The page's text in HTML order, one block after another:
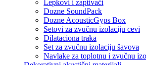
Lepkovi i zaptivači
Dozne SoundPack
Dozne AcousticGyps Box
Setovi za zvučnu izolaciju cevi
Dilataciona traka
Set za zvučnu izolaciju šavova
Navlake za toplotnu i zvučnu